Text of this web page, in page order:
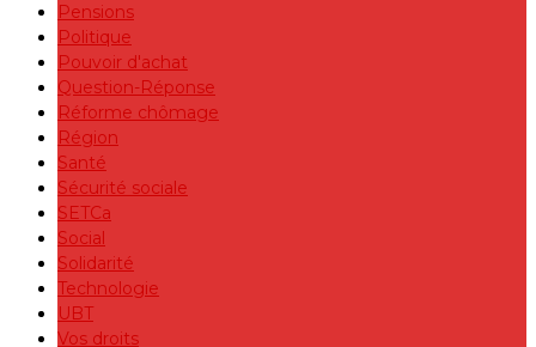
Pensions
Politique
Pouvoir d'achat
Question-Réponse
Réforme chômage
Région
Santé
Sécurité sociale
SETCa
Social
Solidarité
Technologie
UBT
Vos droits